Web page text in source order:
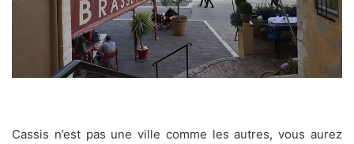
Cassis n’est pas une ville comme les autres, vous aurez